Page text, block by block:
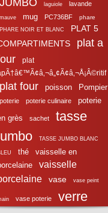
JUMBO laguiole lavande
mauve mug PC736BF phare
PHARE NOIR ET BLANC
PLAT 5
plat a
plat
plat four poisson Pompier
poterie poterie culinaire
poterie
grès
sachet
tasse
TASSE JUMBO BLANC
thé
vaisselle en
vaisselle
vase vase peint
vase poterie verre